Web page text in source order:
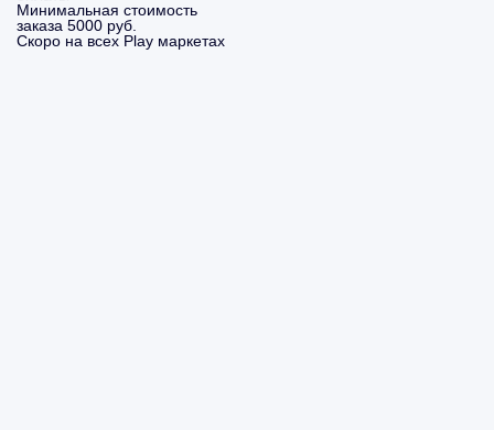
Минимальная стоимость
заказа 5000 руб.
Скоро на всех Play маркетах